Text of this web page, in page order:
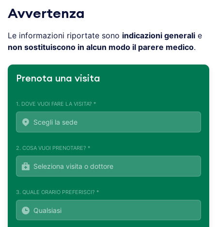
Avvertenza
Le informazioni riportate sono indicazioni generali e
non sostituiscono in alcun modo il parere medico.
Prenota una visita
1. DOVE VUOI FARE LA VISITA? *
2. COSA VUOI PRENOTARE? *
3. QUALE ORARIO PREFERISCI? *